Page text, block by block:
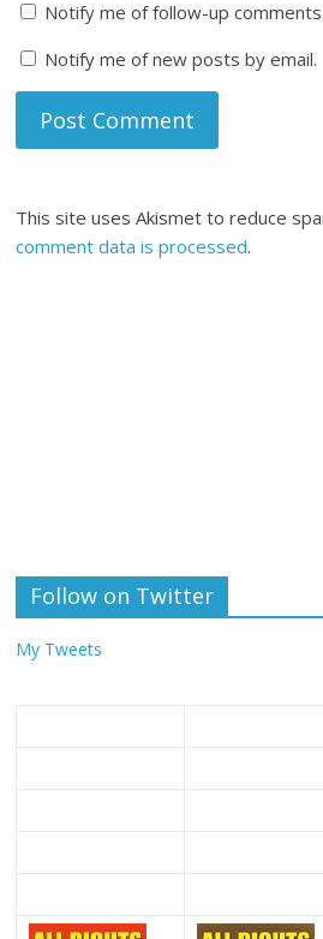
Notify me of follow-up comments
Notify me of new posts by email.
This site uses Akismet to reduce
comment data is processed.
Follow on Twitter
My Tweets